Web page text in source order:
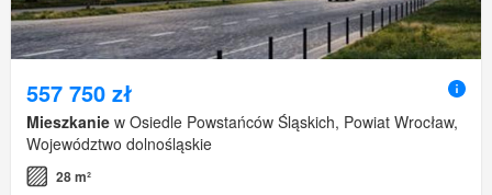
557 750 zł
Mieszkanie w Osiedle Powstańców Śląskich, Powiat Wrocław,
Województwo dolnośląskie
28 m²